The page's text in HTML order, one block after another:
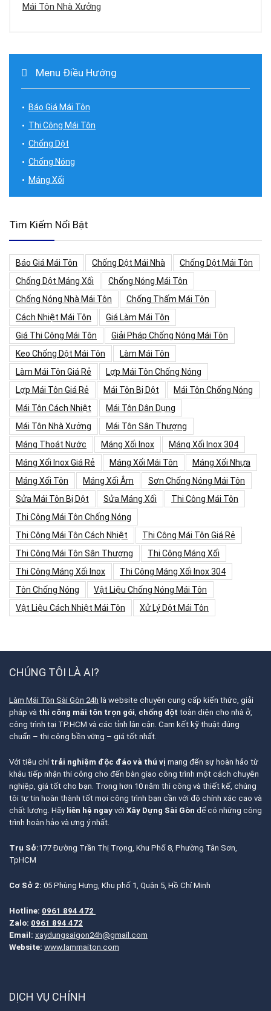
Mái Tôn Nhà Xưởng
Menu Điều Hướng
Báo Giá Mái Tôn
Thi Công Mái Tôn
Chống Dột
Chống Nóng
Máng Xối
Tìm Kiếm Nổi Bật
Báo Giá Mái Tôn Chống Dột Mái Nhà
Chống Dột Mái Tôn
Chống Dột Máng Xối
Chống Nóng Mái Tôn
Chống Nóng Nhà Mái Tôn
Chống Thấm Mái Tôn
Cách Nhiệt Mái Tôn
Giá Làm Mái Tôn
Giá Thi Công Mái Tôn
Giải Pháp Chống Nóng Mái Tôn
Keo Chống Dột Mái Tôn
Làm Mái Tôn
Làm Mái Tôn Giá Rẻ
Lợp Mái Tôn Chống Nóng
Lợp Mái Tôn Giá Rẻ
Mái Tôn Bị Dột
Mái Tôn Chống Nóng
Mái Tôn Cách Nhiệt
Mái Tôn Dân Dụng
Mái Tôn Nhà Xưởng
Mái Tôn Sân Thượng
Máng Thoát Nước
Máng Xối Inox
Máng Xối Inox 304
Máng Xối Inox Giá Rẻ
Máng Xối Mái Tôn
Máng Xối Nhựa
Máng Xối Tôn
Máng Xối Âm
Sơn Chống Nóng Mái Tôn
Sửa Mái Tôn Bị Dột
Sửa Máng Xối
Thi Công Mái Tôn
Thi Công Mái Tôn Chống Nóng
Thi Công Mái Tôn Cách Nhiệt
Thi Công Mái Tôn Giá Rẻ
Thi Công Mái Tôn Sân Thượng
Thi Công Máng Xối
Thi Công Máng Xối Inox
Thi Công Máng Xối Inox 304
Tôn Chống Nóng
Vật Liệu Chống Nóng Mái Tôn
Vật Liệu Cách Nhiệt Mái Tôn
Xử Lý Dột Mái Tôn
CHÚNG TÔI LÀ AI?
Làm Mái Tôn Sài Gòn 24h là website chuyên cung cấp kiến thức, giải
pháp và thi công mái tôn trọn gói, chống dột toàn diện cho nhà ở,
công trình tại TP.HCM và các tỉnh lân cận. Cam kết kỹ thuật đúng
chuẩn – thi công bền vững – giá tốt nhất.
Với tiêu chí trải nghiệm độc đáo và thú vị mang đến sự hoàn hảo từ
khâu tiếp nhận thi công cho đến bàn giao công trình một cách chuyên
nghiệp, giá tốt cho bạn. Trong hơn 10 năm thi công và thiết kế, chúng
tôi tự tin hoàn thành tốt mọi công trình bạn cần với độ chính xác cao và
chất lượng. Hãy liên hệ ngay với Xây Dựng Sài Gòn để có những công
trình hoàn hảo và ưng ý nhất.
Trụ Sở:177 Đường Trần Thị Trọng, Khu Phố 8, Phường Tân Sơn,
TpHCM
Cơ Sở 2: 05 Phùng Hưng, Khu phố 1, Quận 5, Hồ Chí Minh
Hotline: 0961 894 472
Zalo: 0961 894 472
Email: xaydungsaigon24h@gmail.com
Website: www.lammaiton.com
DỊCH VỤ CHÍNH